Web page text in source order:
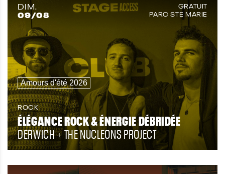
DIM.
09/08
GRATUIT
PARC STE MARIE
Amours d'été 2026
ROCK
ÉLÉGANCE ROCK & ÉNERGIE DÉBRIDÉE
DERWICH + THE NUCLEONS PROJECT